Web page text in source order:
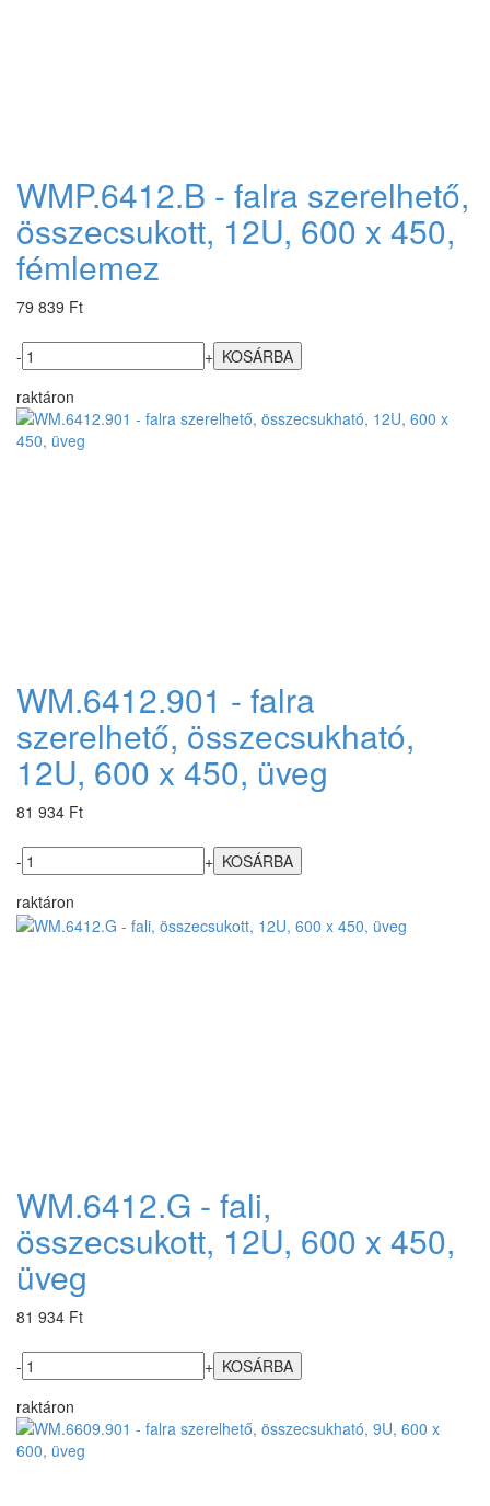
WMP.6412.B - falra szerelhető,
összecsukott, 12U, 600 x 450,
fémlemez
79 839 Ft
-
+
raktáron
WM.6412.901 - falra
szerelhető, összecsukható,
12U, 600 x 450, üveg
81 934 Ft
-
+
raktáron
WM.6412.G - fali,
összecsukott, 12U, 600 x 450,
üveg
81 934 Ft
-
+
raktáron